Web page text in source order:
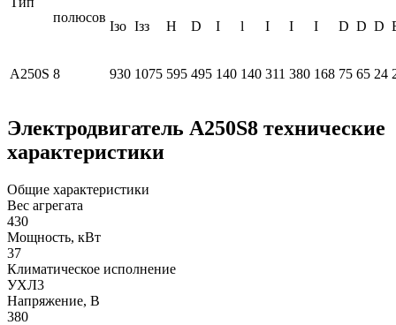
полюсов
Iзо Iзз H D I l I I I D D D
А250S 8 930 1075 595 495 140 140 311 380 168 75 65 24
Электродвигатель А250S8 технические
характеристики
Общие характеристики
Вес агрегата
430
Мощность, кВт
37
Климатическое исполнение
УХЛ3
Напряжение, В
380